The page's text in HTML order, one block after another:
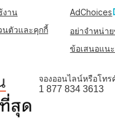
งาน
AdChoices
นตัวและคุกกี้
อย่าจำหน่า
ข้อเสนอแนะ
จองออนไลน์หรือโทร
1 877 834 3613